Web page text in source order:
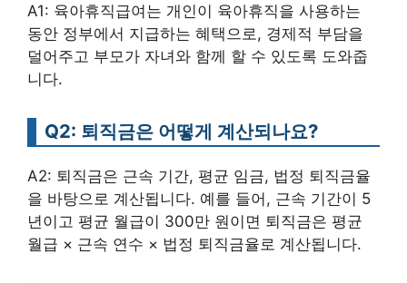
A1: 육아휴직급여는 개인이 육아휴직을 사용하는
동안 정부에서 지급하는 혜택으로, 경제적 부담을
덜어주고 부모가 자녀와 함께 할 수 있도록 도와줍
니다.
Q2: 퇴직금은 어떻게 계산되나요?
A2: 퇴직금은 근속 기간, 평균 임금, 법정 퇴직금율
을 바탕으로 계산됩니다. 예를 들어, 근속 기간이 5
년이고 평균 월급이 300만 원이면 퇴직금은 평균
월급 × 근속 연수 × 법정 퇴직금율로 계산됩니다.